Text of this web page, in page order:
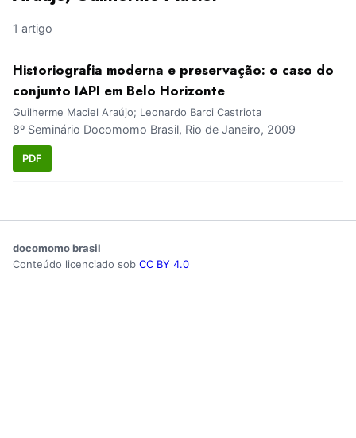
1 artigo
Historiografia moderna e preservação: o caso do
conjunto IAPI em Belo Horizonte
Guilherme Maciel Araújo; Leonardo Barci Castriota
8º Seminário Docomomo Brasil, Rio de Janeiro, 2009
PDF
docomomo brasil
Conteúdo licenciado sob CC BY 4.0